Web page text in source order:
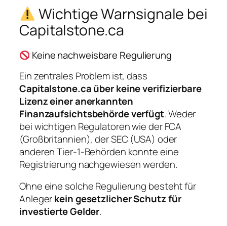
Wichtige Warnsignale bei
Capitalstone.ca
Keine nachweisbare Regulierung
Ein zentrales Problem ist, dass
Capitalstone.ca über keine verifizierbare
Lizenz einer anerkannten
Finanzaufsichtsbehörde verfügt. Weder
bei wichtigen Regulatoren wie der FCA
(Großbritannien), der SEC (USA) oder
anderen Tier-1-Behörden konnte eine
Registrierung nachgewiesen werden.
Ohne eine solche Regulierung besteht für
Anlegerkein gesetzlicher Schutz für
investierte Gelder.